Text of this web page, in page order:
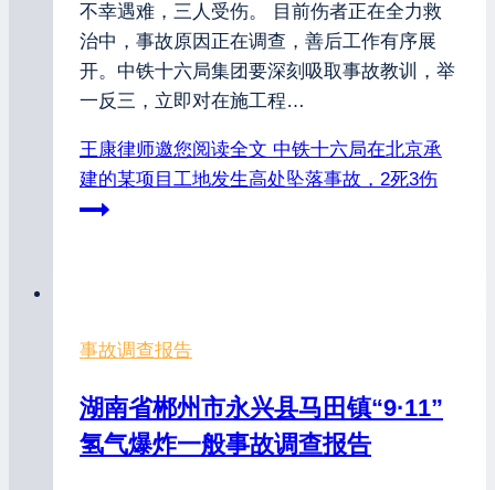
不幸遇难，三人受伤。 目前伤者正在全力救
治中，事故原因正在调查，善后工作有序展
开。中铁十六局集团要深刻吸取事故教训，举
一反三，立即对在施工程…
王康律师邀您阅读全文 中铁十六局在北京承
建的某项目工地发生高处坠落事故，2死3伤
事故调查报告
湖南省郴州市永兴县马田镇“9·11”
氢气爆炸一般事故调查报告